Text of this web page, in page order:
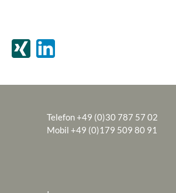
Telefon +49 (0)30 787 57 02
Mobil +49 (0)179 509 80 91